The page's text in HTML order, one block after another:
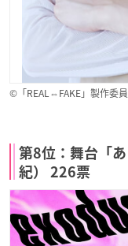
©「REAL⇔FAKE」製作委
第8位：舞台「
紀） 226票